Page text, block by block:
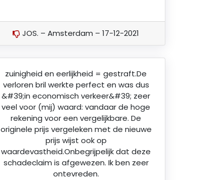
JOS. – Amsterdam – 17-12-2021
zuinigheid en eerlijkheid = gestraft.De
verloren bril werkte perfect en was dus
&#39;in economisch verkeer&#39; zeer
veel voor (mij) waard: vandaar de hoge
rekening voor een vergelijkbare. De
originele prijs vergeleken met de nieuwe
prijs wijst ook op
waardevastheid.Onbegrijpelijk dat deze
schadeclaim is afgewezen. Ik ben zeer
ontevreden.